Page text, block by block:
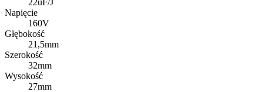
Napięcie
160V
Głębokość
21,5mm
Szerokość
32mm
Wysokość
27mm